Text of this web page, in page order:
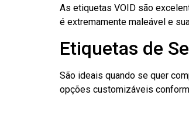
As etiquetas VOID são
é extremamente maleável e
Etiquetas de
São ideais quando se quer
opções customizáveis